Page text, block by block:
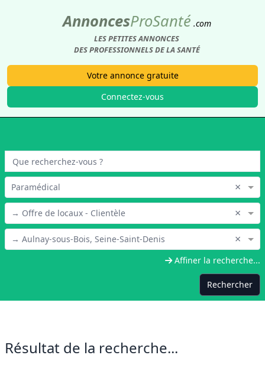
AnnoncesProSanté .com
LES PETITES ANNONCES
DES PROFESSIONNELS DE LA SANTÉ
Votre annonce gratuite
Connectez-vous
Paramédical ×
→ Offre de locaux - Clientèle ×
→ Aulnay-sous-Bois, Seine-Saint-Denis ×
Affiner la recherche...
Rechercher
Résultat de la recherche...